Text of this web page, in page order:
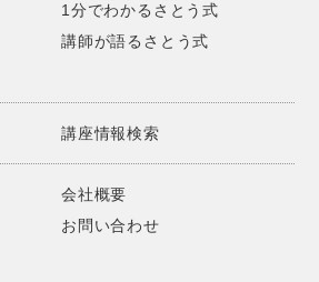
1分でわかるさとう式
講師が語るさとう式
講座情報検索
会社概要
お問い合わせ